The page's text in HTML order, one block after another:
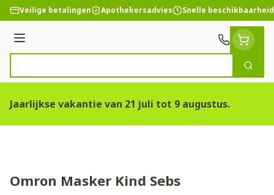
Ga naar de inhoud
Veilige betalingen Apothekersadvies Snelle beschikbaarheid
Menu
Zoek
Jaarlijkse vakantie van 21 juli tot 9 augustus.
Omron Masker Kind Sebs